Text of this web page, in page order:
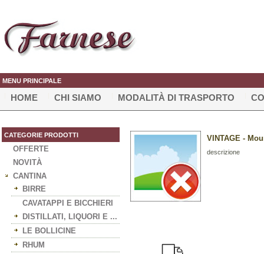
MENU PRINCIPALE
HOME CHI SIAMO MODALITÀ DI TRASPORTO
CATEGORIE PRODOTTI
OFFERTE
NOVITÀ
CANTINA
BIRRE
CAVATAPPI E BICCHIERI
DISTILLATI, LIQUORI E ...
LE BOLLICINE
RHUM
VINTAGE -
descrizione